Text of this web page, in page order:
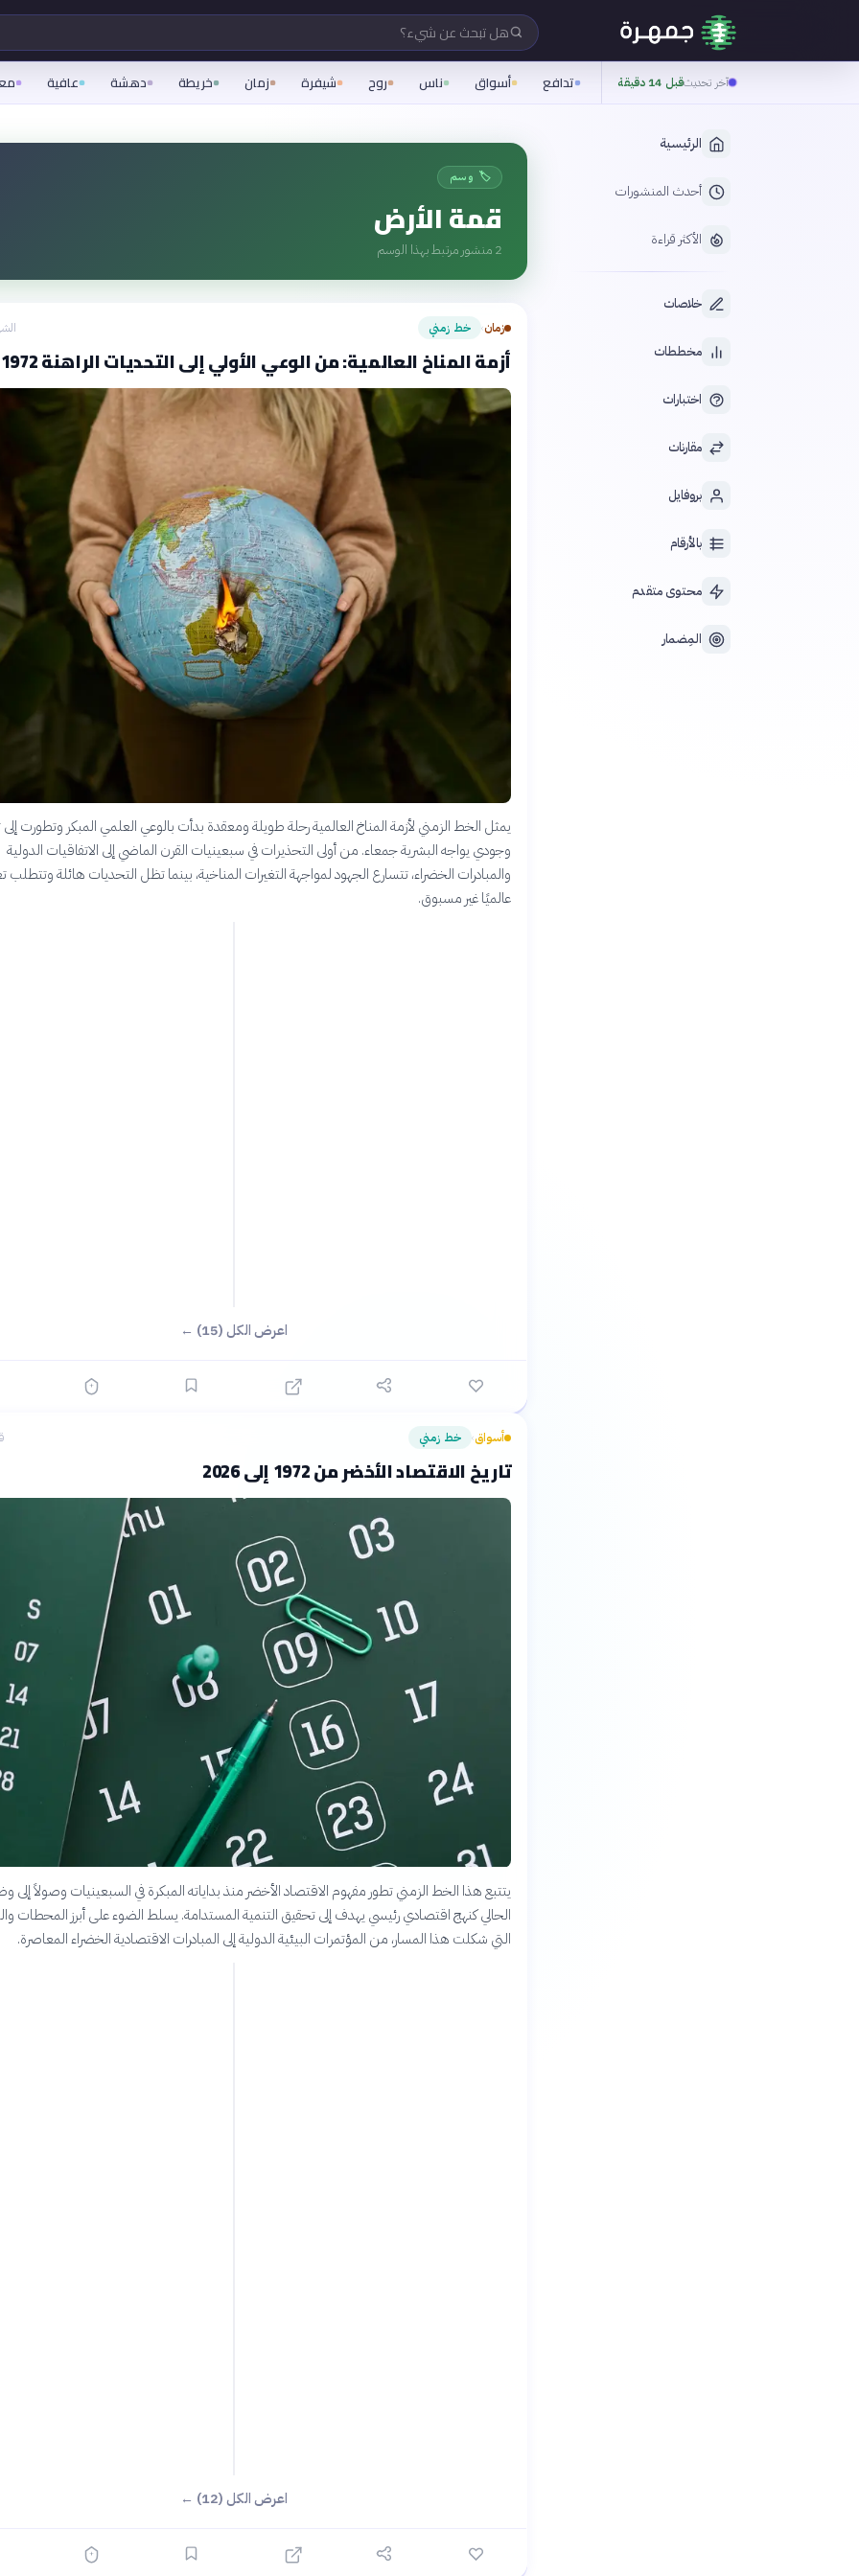
هل تبحث عن شيء؟
آخر تحديثقبل 14 دقيقة تدافع أسواق ناس روح شيفرة زمان خريطة دهشة عافية
الرئيسية
أحدث المنشورات
الأكثر قراءة
خلاصات
مخططات
اختبارات
مقارنات
بروفايل
بالأرقام
محتوى متقدم
المِضمار
🏷️ وسم
قمة الأرض
2 منشور مرتبط بهذا الوسم
زمان› خط زمني
أزمة المناخ العالمية: من الوعي الأولي إلى التحديات الراهنة 1972-2026
يمثل الخط الزمني لأزمة المناخ العالمية رحلة طويلة ومعقدة بدأت بالوعي العلمي المبكر وتطورت
وجودي يواجه البشرية جمعاء. من أولى التحذيرات في سبعينيات القرن الماضي إلى الاتفاقيات الدولية
والمبادرات الخضراء، تتسارع الجهود لمواجهة التغيرات المناخية، بينما تظل التحديات هائلة وتتطلب
عالميًا غير مسبوق.
اعرض الكل (15) ←
أسواق› خط زمني
تاريخ الاقتصاد الأخضر من 1972 إلى 2026
يتتبع هذا الخط الزمني تطور مفهوم الاقتصاد الأخضر منذ بداياته المبكرة في السبعينيات وصولاً إلى
الحالي كنهج اقتصادي رئيسي يهدف إلى تحقيق التنمية المستدامة. يسلط الضوء على أبرز المحطات
التي شكلت هذا المسار، من المؤتمرات البيئية الدولية إلى المبادرات الاقتصادية الخضراء المعاصرة.
اعرض الكل (12) ←